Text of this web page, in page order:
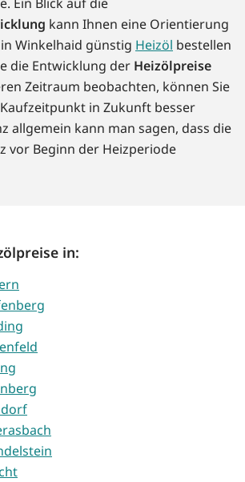
kann Ihnen eine Orientierung
Winkelhaid günstig Heizöl bestellen
die Entwicklung der Heizölpreise
Zeitraum beobachten, können Sie
in Zukunft besser
allgemein kann man sagen, dass die
vor Beginn der Heizperiode
in: